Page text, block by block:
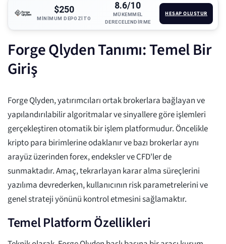
$250
MINIMUM DEPOZITO
8.6/10
MÜKEMMEL
DERECELENDIRME
HESAP OLUŞTUR
Forge Qlyden Tanımı: Temel Bir
Giriş
Forge Qlyden, yatırımcıları ortak brokerlara bağlayan ve
yapılandırılabilir algoritmalar ve sinyallere göre işlemleri
gerçekleştiren otomatik bir işlem platformudur. Öncelikle
kripto para birimlerine odaklanır ve bazı brokerlar aynı
arayüz üzerinden forex, endeksler ve CFD'ler de
sunmaktadır. Amaç, tekrarlayan karar alma süreçlerini
yazılıma devrederken, kullanıcının risk parametrelerini ve
genel strateji yönünü kontrol etmesini sağlamaktır.
Temel Platform Özellikleri